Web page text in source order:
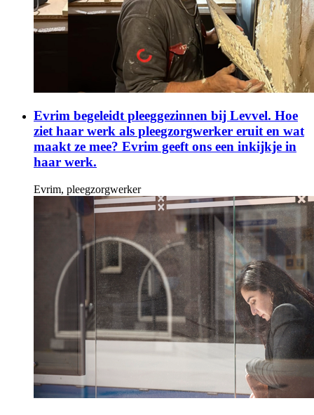
Evrim begeleidt pleeggezinnen bij Levvel. Hoe
ziet haar werk als pleegzorgwerker eruit en wat
maakt ze mee? Evrim geeft ons een inkijkje in
haar werk.
Evrim, pleegzorgwerker